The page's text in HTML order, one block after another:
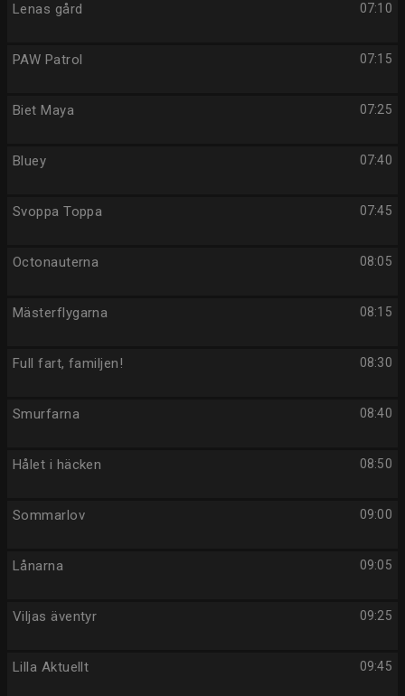
07:10
Lenas gård
07:15
PAW Patrol
07:25
Biet Maya
07:40
Bluey
07:45
Svoppa Toppa
08:05
Octonauterna
08:15
Mästerflygarna
08:30
Full fart, familjen!
08:40
Smurfarna
08:50
Hålet i häcken
09:00
Sommarlov
09:05
Lånarna
09:25
Viljas äventyr
09:45
Lilla Aktuellt